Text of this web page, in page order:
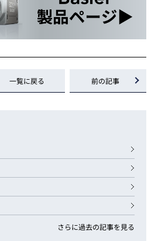
一覧に戻る 前の記事
さらに過去の記事を見る